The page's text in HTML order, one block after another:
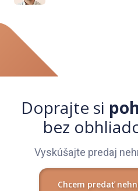
Doprajte si
bez
Vyskúšajte predaj
Chcem predať